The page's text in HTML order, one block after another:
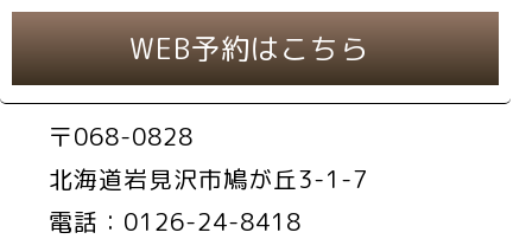
WEB予約はこちら
〒068-0828
北海道岩見沢市鳩が丘3-1-7
電話：0126-24-8418